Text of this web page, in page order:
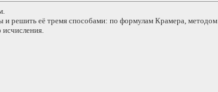
и решить её тремя способами: по формулам Крамера, методом
исчисления.